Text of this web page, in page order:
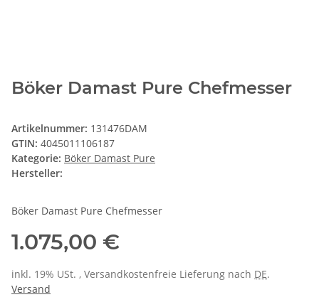
Böker Damast Pure Chefmesser
Artikelnummer: 131476DAM
GTIN: 4045011106187
Kategorie: Böker Damast Pure
Hersteller:
Böker Damast Pure Chefmesser
1.075,00 €
inkl. 19% USt. , Versandkostenfreie Lieferung nach DE.
Versand